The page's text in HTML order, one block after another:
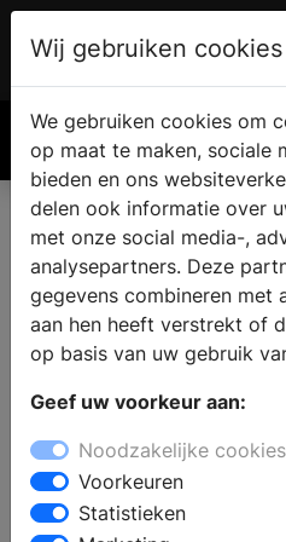
Wij gebruiken cookies
We gebruiken cookies om
op maat te maken, sociale
bieden en ons
delen ook informatie over
met onze social media-,
analysepartners. Deze
gegevens combineren met
aan hen heeft verstrekt of
op basis van uw gebruik
Geef uw voorkeur aan:
Noodzakelijke cookies
Voorkeuren
Statistieken